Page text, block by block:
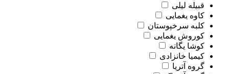
قبیله لیلی
کاوه یغمایی
کلبه سرخپوستان
کوروش یغمایی
کوشا یگانه
کیمیا خانزادی
گروه آتریا